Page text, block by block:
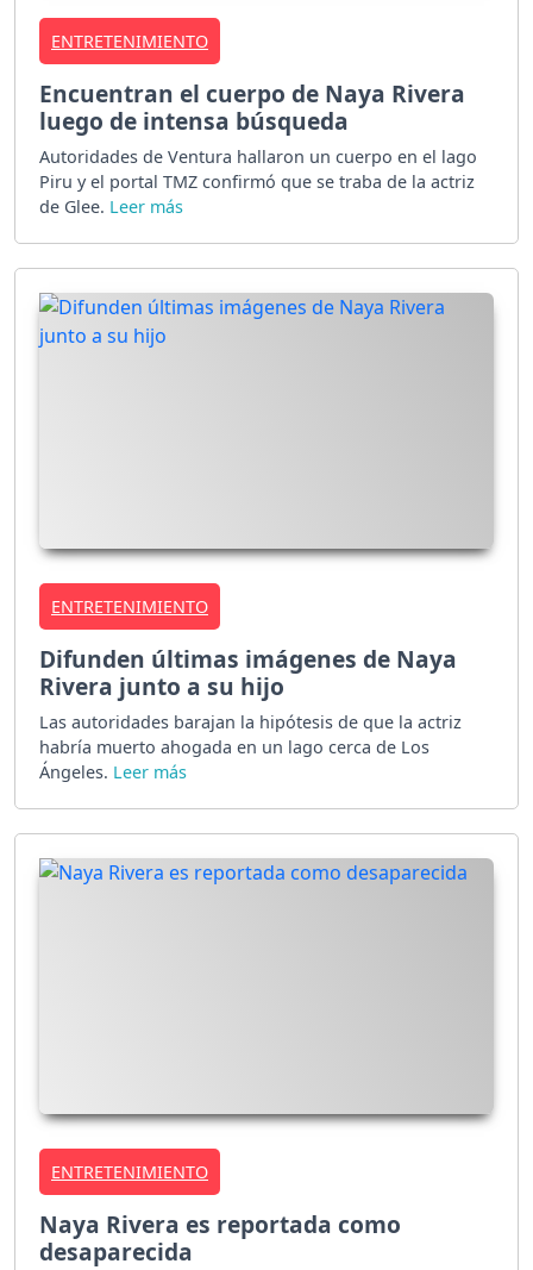
ENTRETENIMIENTO
Encuentran el cuerpo de Naya Rivera
luego de intensa búsqueda
Autoridades de Ventura hallaron un cuerpo en el lago
Piru y el portal TMZ confirmó que se traba de la actriz
de Glee.
ENTRETENIMIENTO
Difunden últimas imágenes de Naya
Rivera junto a su hijo
Las autoridades barajan la hipótesis de que la actriz
habría muerto ahogada en un lago cerca de Los
Ángeles.
ENTRETENIMIENTO
Naya Rivera es reportada como
desaparecida